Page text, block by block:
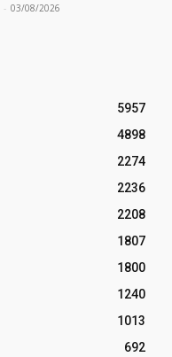
- 03/08/2026
5957
4898
2274
2236
2208
1807
1800
1240
1013
692